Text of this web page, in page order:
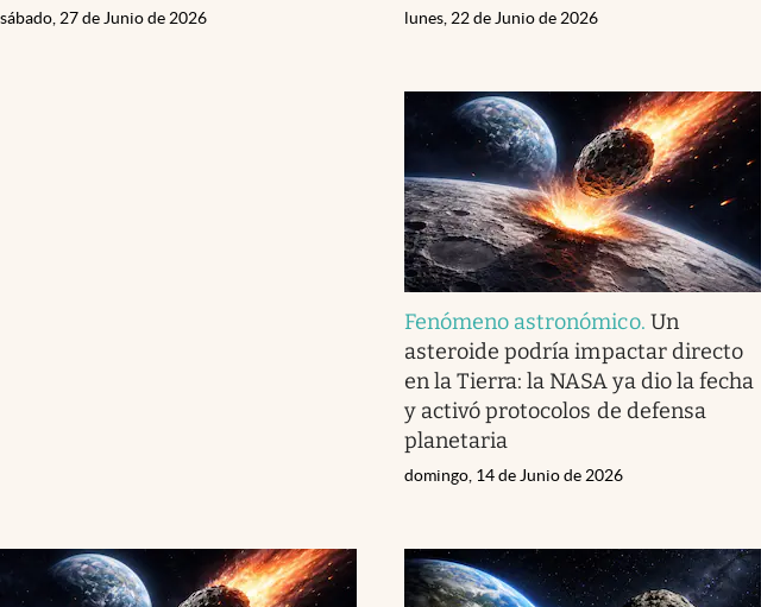
sábado, 27 de Junio de 2026 lunes, 22 de Junio de 2026
Fenómeno astronómico. Un
asteroide podría impactar directo
en la Tierra: la NASA ya dio la fecha
y activó protocolos de defensa
planetaria
domingo, 14 de Junio de 2026